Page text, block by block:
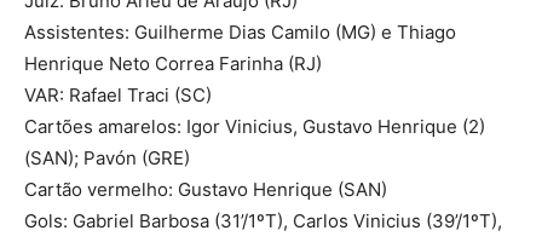
Assistentes: Guilherme Dias Camilo (MG) e Thiago
Henrique Neto Correa Farinha (RJ)
VAR: Rafael Traci (SC)
Cartões amarelos: Igor Vinicius, Gustavo Henrique (2)
(SAN); Pavón (GRE)
Cartão vermelho: Gustavo Henrique (SAN)
Gols: Gabriel Barbosa (31’/1ºT), Carlos Vinicius (39’/1ºT),